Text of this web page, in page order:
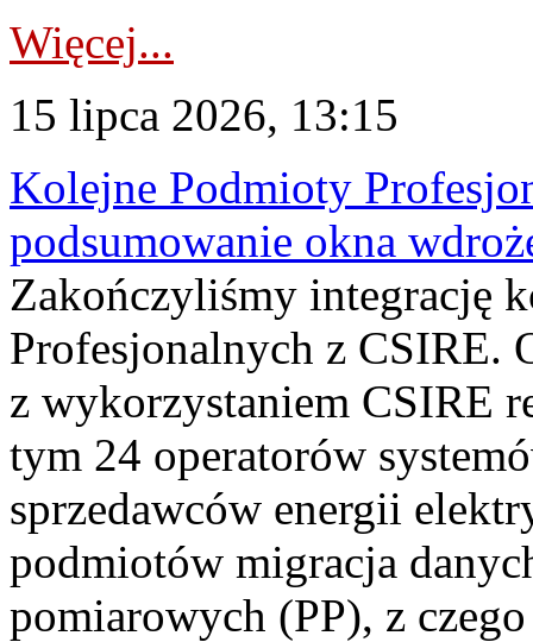
Więcej...
15 lipca 2026, 13:15
Kolejne Podmioty
podsumowanie okna
Zakończyliśmy integrację
Profesjonalnych z CSIRE.
z wykorzystaniem CSIRE
tym 24 operatorów
sprzedawców energii
podmiotów migracja
pomiarowych (PP), z